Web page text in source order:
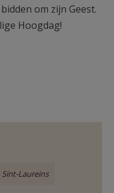
om zijn Geest.
Hoogdag!
Sint-Laureins